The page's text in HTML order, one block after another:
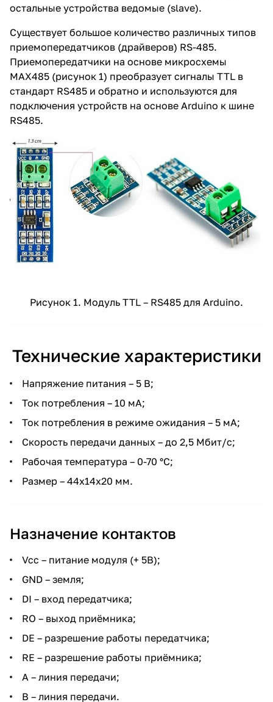
остальные устройства ведомые (slave).
Существует большое количество различных типов
приемопередатчиков (драйверов) RS-485.
Приемопередатчики на основе микросхемы
MAX485 (рисунок 1) преобразует сигналы TTL в
стандарт RS485 и обратно и используются для
подключения устройств на основе Arduino к шине
RS485.
Рисунок 1. Модуль TTL – RS485 для Arduino.
Технические характеристики
Напряжение питания – 5 В;
Ток потребления – 10 мА;
Ток потребления в режиме ожидания – 5 мА;
Скорость передачи данных – до 2,5 Мбит/с;
Рабочая температура – 0-70 °С;
Размер – 44x14x20 мм.
Назначение контактов
Vcc – питание модуля (+ 5В);
GND – земля;
DI – вход передатчика;
RO – выход приёмника;
DE – разрешение работы передатчика;
RE – разрешение работы приёмника;
A – линия передачи;
B – линия передачи.